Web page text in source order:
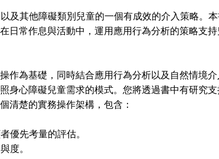
其他障礙類別兒童的一個有成效的介入策略。本
日常作息與活動中，運用應用行為分析的策略支
為基礎，同時結合應用行為分析以及自然情境
身心障礙兒童需求的模式。您將透過書中有研究
清楚的實務操作架構，包含：
優先考量的評估。
度。